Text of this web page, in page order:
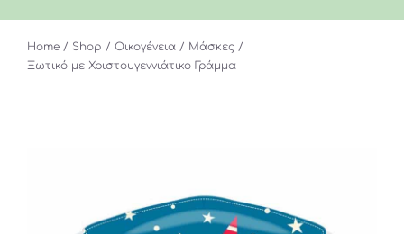
Home Shop Οικογένεια
Μάσκες
Ξωτικό με Χριστουγεννιάτικο Γράμμα